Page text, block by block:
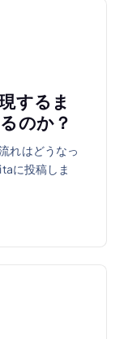
するま
のか？
れはどうなっ
に投稿しま